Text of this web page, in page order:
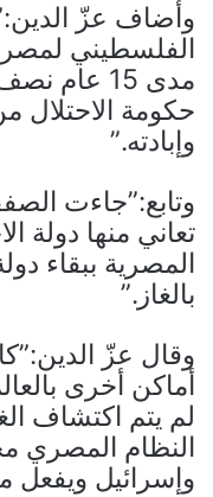
وأضاف عزّ
مدى 15
حكومة الاحتلال
وإبادته.”
وتابع:”جاءت
تعاني منها دولة
المصرية ببقاء
بالغاز.”
وقال عزّ
أماكن أخرى
لم يتم اكتشاف
النظام المصري
وإسرائيل ويفعل